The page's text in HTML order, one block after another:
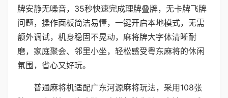
牌安静无噪音，35秒快速完成理牌叠牌，无卡牌飞牌
问题，操作面板简洁易懂，一键开启本地模式，无需
额外调试，机身稳固不晃动，麻将牌大字体清晰耐
磨，家庭聚会、邻里小坐，轻松感受粤东麻将的休闲
氛围，省心又好玩。
普通麻将机适配广东河源麻将玩法，采用108张